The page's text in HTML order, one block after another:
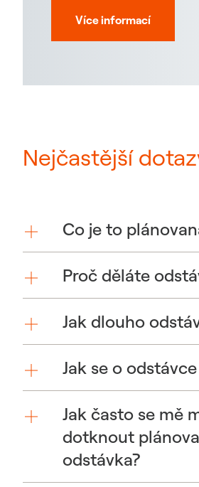
Více informací
Nejčastější
Co je to
Proč děláte
Jak dlouho
Jak se o
Jak často se mě
dotknout
odstávka?